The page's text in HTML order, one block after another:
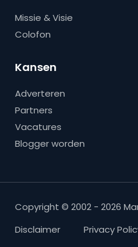
Missie & Visie
Colofon
Kansen
Adverteren
Partners
Vacatures
Blogger worden
Copyright © 2002 - 2026
Disclaimer
Privacy